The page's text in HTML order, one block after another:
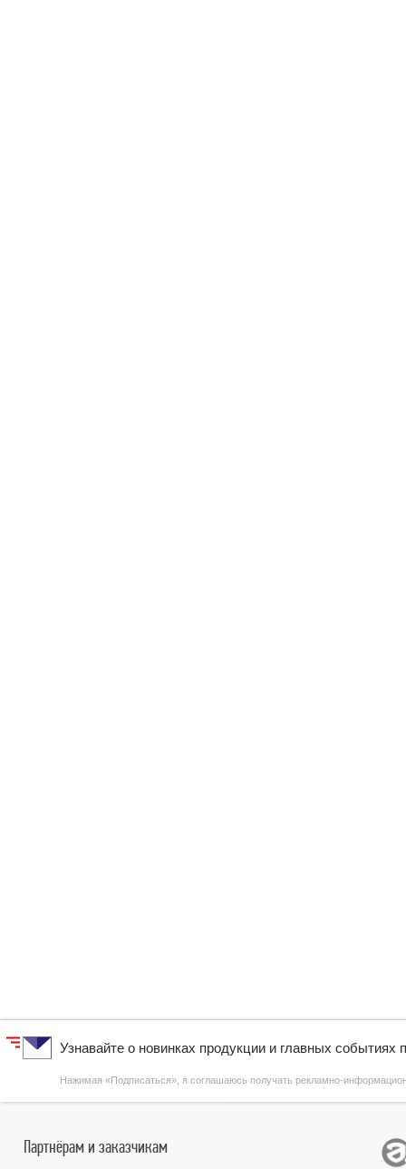
Узнавайте о новинках продукции и главных событиях
Нажимая «Подписаться», я соглашаюсь получать рекламно-
Партнёрам и заказчикам